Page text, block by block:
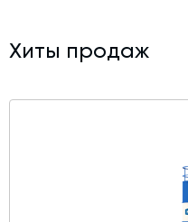
- Паспорт на силос
Хиты продаж